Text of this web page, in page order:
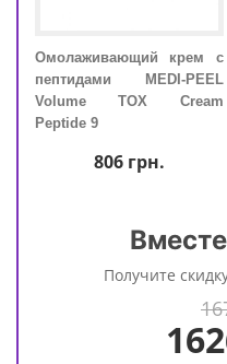
Омолаживающий крем с
пептидами MEDI-PEEL
Volume TOX Cream
Peptide 9
806грн.
Получите